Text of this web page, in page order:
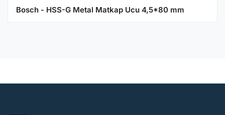
Bosch - HSS-G Metal Matkap Ucu 4,5*80 mm